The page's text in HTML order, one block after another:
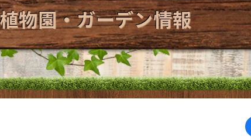
植物園・ガーデン情報